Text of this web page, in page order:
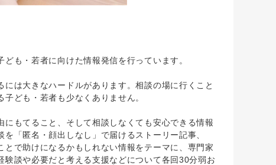
も・若者に向けた情報発信を行っています。
は大きなハードルがあります。相談の場に行くこと
ども・若者も少なくありません。
もてること、そして相談しなくても安心できる情報
「匿名・顔出しなし」で届けるストーリー記事、
とで助けになるかもしれない情報をテーマに、専門家
談や必要だと考える支援などについて各回30分弱お